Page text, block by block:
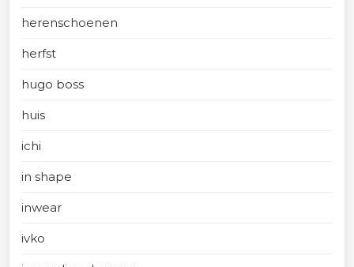
herenschoenen
herfst
hugo boss
huis
ichi
in shape
inwear
ivko